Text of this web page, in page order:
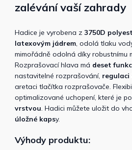
zalévání vaší zahrady
Hadice je vyrobena z 3750D
latexovým jádrem, odolá tlaku
mimořádně odolná díky robustnímu
Rozprašovací hlava má deset
nastavitelné rozprašování,
aretaci tlačítka rozprašovače.
optimalizované uchopení, které je
vrstvou. Hadici můžete uložit do
úložné kapsy.
Výhody produktu: